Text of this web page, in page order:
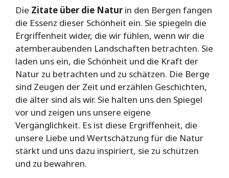
Die Zitate über die Naturin den Bergen fangen
die Essenz dieser Schönheit ein. Sie spiegeln die
Ergriffenheit wider, die wir fühlen, wenn wir die
atemberaubenden Landschaften betrachten. Sie
laden uns ein, die Schönheit und die Kraft der
Natur zu betrachten und zu schätzen. Die Berge
sind Zeugen der Zeit und erzählen Geschichten,
die älter sind als wir. Sie halten uns den Spiegel
vor und zeigen uns unsere eigene
Vergänglichkeit. Es ist diese Ergriffenheit, die
unsere Liebe und Wertschätzung für die Natur
stärkt und uns dazu inspiriert, sie zu schützen
und zu bewahren.